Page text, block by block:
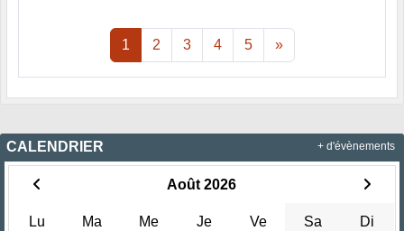
1 2 3 4 5 »
CALENDRIER
Août 2026
Lu Ma Me Je Ve Sa Di
+ d'évènements